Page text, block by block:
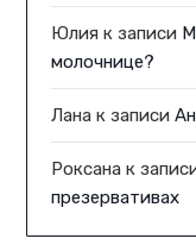
Юлия к записи
молочнице?
Лана к записи
Роксана к
презервативах